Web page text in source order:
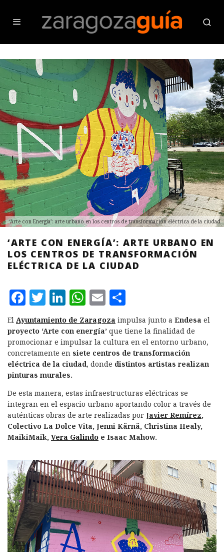
‘Arte con Energía’: arte urbano en los centros de transformación eléctrica de la ciudad
‘ARTE CON ENERGÍA’: ARTE URBANO EN
LOS CENTROS DE TRANSFORMACIÓN
ELÉCTRICA DE LA CIUDAD
F
a
c
e
b
o
o
k
T
w
it
te
r
L
i
n
k
e
d
I
n
W
h
at
s
A
p
E
m
ai
l
o
m
p
a
ir
El Ayuntamiento de Zaragoza impulsa junto a Endesa el
proyecto ‘Arte con energía’ que tiene la finalidad de
promocionar e impulsar la cultura en el entorno urbano,
concretamente en siete centros de transformación
eléctrica de la ciudad, donde distintos artistas realizan
pinturas murales.
De esta manera, estas infraestructuras eléctricas se
integran en el espacio urbano aportando color a través de
auténticas obras de arte realizadas por Javier Remírez,
Colectivo La Dolce Vita, Jenni Kärnä, Christina Healy,
MaikiMaik, Vera Galindo e Isaac Mahow.